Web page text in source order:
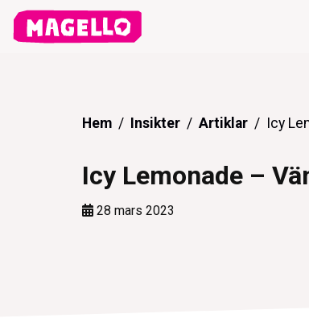
Hem Insikter Artiklar Icy
Icy Lemonade –
28 mars 2023